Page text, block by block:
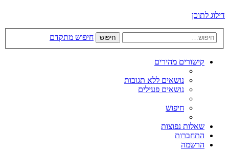
דילוג לתוכן
חיפוש חיפוש מתקדם
קישורים מהירים
נושאים ללא תגובות
נושאים פעילים
חיפוש
שאלות נפוצות
התחברות
הרשמה